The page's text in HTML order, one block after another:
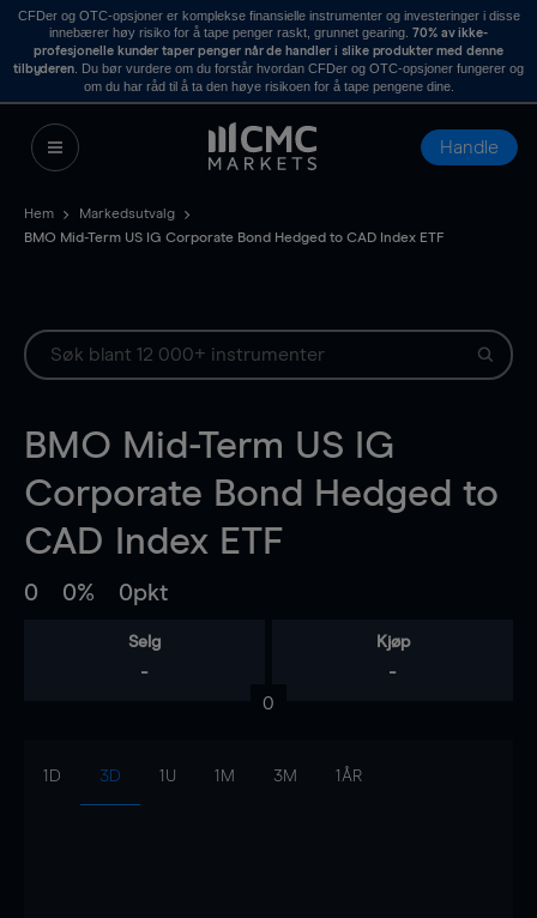
CFDer og OTC-opsjoner er komplekse finansielle instrumenter og investeringer i disse
innebærer høy risiko for å tape penger raskt, grunnet gearing. 70% av ikke-
profesjonelle kunder taper penger når de handler i slike produkter med denne
tilbyderen . Du bør vurdere om du forstår hvordan CFDer og OTC-opsjoner fungerer og
om du har råd til å ta den høye risikoen for å tape pengene dine.
Handle
Hem
Markedsutvalg
BMO Mid-Term US IG Corporate Bond Hedged to CAD Index ETF
BMO Mid-Term US IG
Corporate Bond Hedged to
CAD Index ETF
0 0% 0pkt
Selg
-
Kjøp
-
0
1D 3D 1U 1M 3M 1ÅR